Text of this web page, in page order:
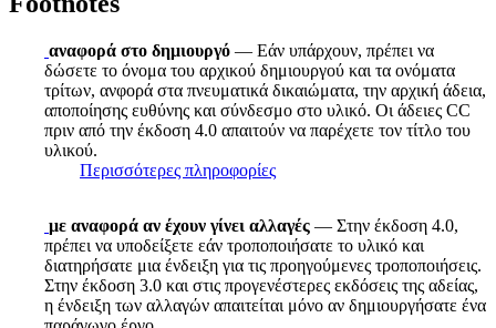
αναφορά στο δημιουργό — Εάν υπάρχουν, πρέπει να
δώσετε το όνομα του αρχικού δημιουργού και τα ονόματα
τρίτων, ανφορά στα πνευματικά δικαιώματα, την αρχική άδεια,
αποποίησης ευθύνης και σύνδεσμο στο υλικό. Οι άδειες CC
πριν από την έκδοση 4.0 απαιτούν να παρέχετε τον τίτλο του
υλικού.
Περισσότερες πληροφορίες
με αναφορά αν έχουν γίνει αλλαγές — Στην έκδοση 4.0,
πρέπει να υποδείξετε εάν τροποποιήσατε το υλικό και
διατηρήσατε μια ένδειξη για τις προηγούμενες τροποποιήσεις.
Στην έκδοση 3.0 και στις προγενέστερες εκδόσεις της αδείας,
η ένδειξη των αλλαγών απαιτείται μόνο αν δημιουργήσατε ένα